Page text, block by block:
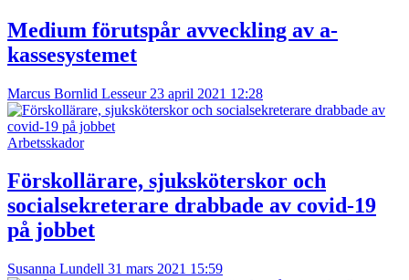
Medium förutspår avveckling av a-
kassesystemet
Marcus Bornlid Lesseur 23 april 2021 12:28
Arbetsskador
Förskollärare, sjuksköterskor och
socialsekreterare drabbade av covid-19
på jobbet
Susanna Lundell 31 mars 2021 15:59